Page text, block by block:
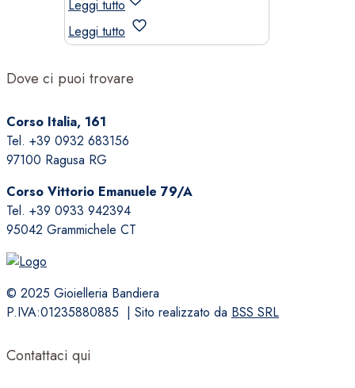
Leggi tutto
Leggi tutto
Dove ci puoi trovare
Corso Italia, 161
Tel. +39 0932 683156
97100 Ragusa RG
Corso Vittorio Emanuele 79/A
Tel. +39 0933 942394
95042 Grammichele CT
© 2025 Gioielleria Bandiera
P.IVA:01235880885 | Sito realizzato da BSS SRL
Contattaci qui